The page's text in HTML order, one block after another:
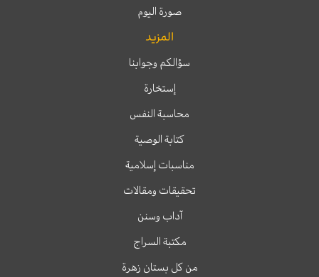
صورة اليوم
المزيد
سؤالكم وجوابنا
إستخارة
محاسبة النفس
كتابة الوصية
مناسبات إسلامية
تحقيقات ومقالات
آداب وسنن
مكتبة السراج
من كل بستان زهرة